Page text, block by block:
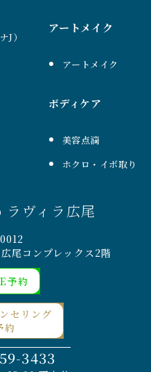
J）
アートメイク
アートメイク
ボディケア
美容点滴
ホクロ・イボ取り
ヴィラ広尾
尾コンプレックス2階
予約
セリング
約
3433